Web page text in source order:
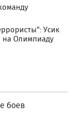
Усик
на Олимпиаду
боев